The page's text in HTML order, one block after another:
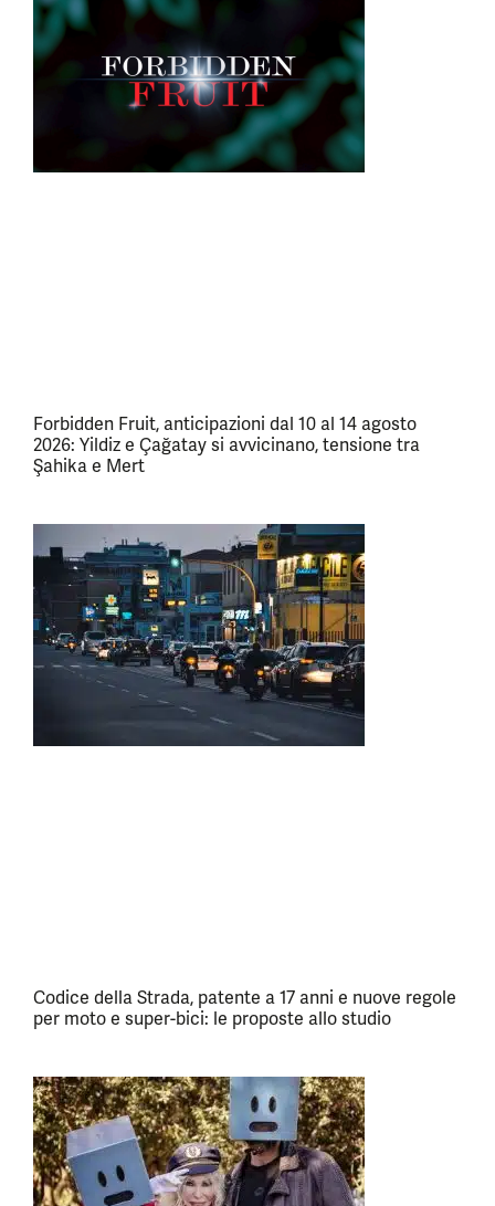
Forbidden Fruit, anticipazioni dal 10 al 14 agosto
2026: Yildiz e Çağatay si avvicinano, tensione tra
Şahika e Mert
Codice della Strada, patente a 17 anni e nuove regole
per moto e super-bici: le proposte allo studio